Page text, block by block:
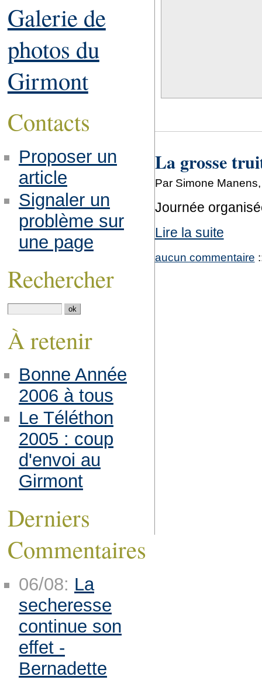
La grosse
Par Simone
Journée
Lire la suite
aucun commentaire
Galerie de
photos du
Girmont
Contacts
Proposer un
article
Signaler un
problème sur
une page
Rechercher
À retenir
Bonne Année
2006 à tous
Le Téléthon
2005 : coup
d'envoi au
Girmont
Derniers
Commentaires
06/08: La
secheresse
continue son
effet -
Bernadette